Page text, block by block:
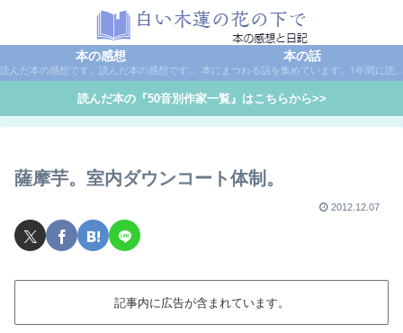
本の感想
読んだ本の感想です。読んだ本の感想です。本は作家名で50音別に分類しています。
本の話
本にまつわる話を集めています。1年間に読んだ本の総括や、本に関する話題など。
読んだ本の『50音別作家一覧』はこちらから>>
薩摩芋。室内ダウンコート体制。
2012.12.07
記事内に広告が含まれています。